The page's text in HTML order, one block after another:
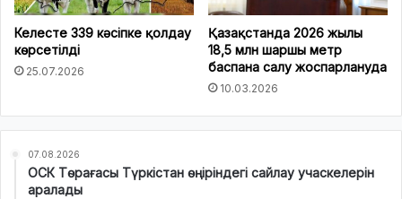
Келесте 339 кәсіпке қолдау
көрсетілді
25.07.2026
Қазақстанда 2026 жылы
18,5 млн шаршы метр
баспана салу жоспарлануда
10.03.2026
07.08.2026
ОСК Төрағасы Түркістан өңіріндегі сайлау учаскелерін
аралады